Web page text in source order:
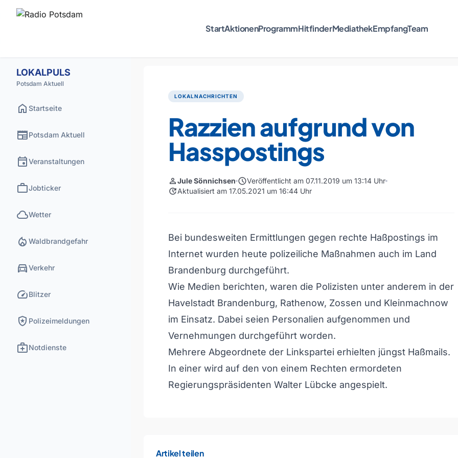
StartAktionenProgrammHitfinderMediathekEmpfangTeam
LOKALPULS
Potsdam Aktuell
home Startseite
newspaperPotsdam Aktuell
eventVeranstaltungen
workJobticker
cloudWetter
local_fire_department Waldbrandgefahr
directions_carVerkehr
speedBlitzer
local_police Polizeimeldungen
medical_servicesNotdienste
LOKALNACHRICHTEN
Razzien aufgrund von
Hasspostings
personJule Sönnichsen scheduleVeröffentlicht am 07.11.2019 um 13:14 Uhr
updateAktualisiert am 17.05.2021 um 16:44 Uhr
Bei bundesweiten Ermittlungen gegen rechte Haßpostings im
Internet wurden heute polizeiliche Maßnahmen auch im Land
Brandenburg durchgeführt.
Wie Medien berichten, waren die Polizisten unter anderem in der
Havelstadt Brandenburg, Rathenow, Zossen und Kleinmachnow
im Einsatz. Dabei seien Personalien aufgenommen und
Vernehmungen durchgeführt worden.
Mehrere Abgeordnete der Linkspartei erhielten jüngst Haßmails.
In einer wird auf den von einem Rechten ermordeten
Regierungspräsidenten Walter Lübcke angespielt.
Artikel teilen